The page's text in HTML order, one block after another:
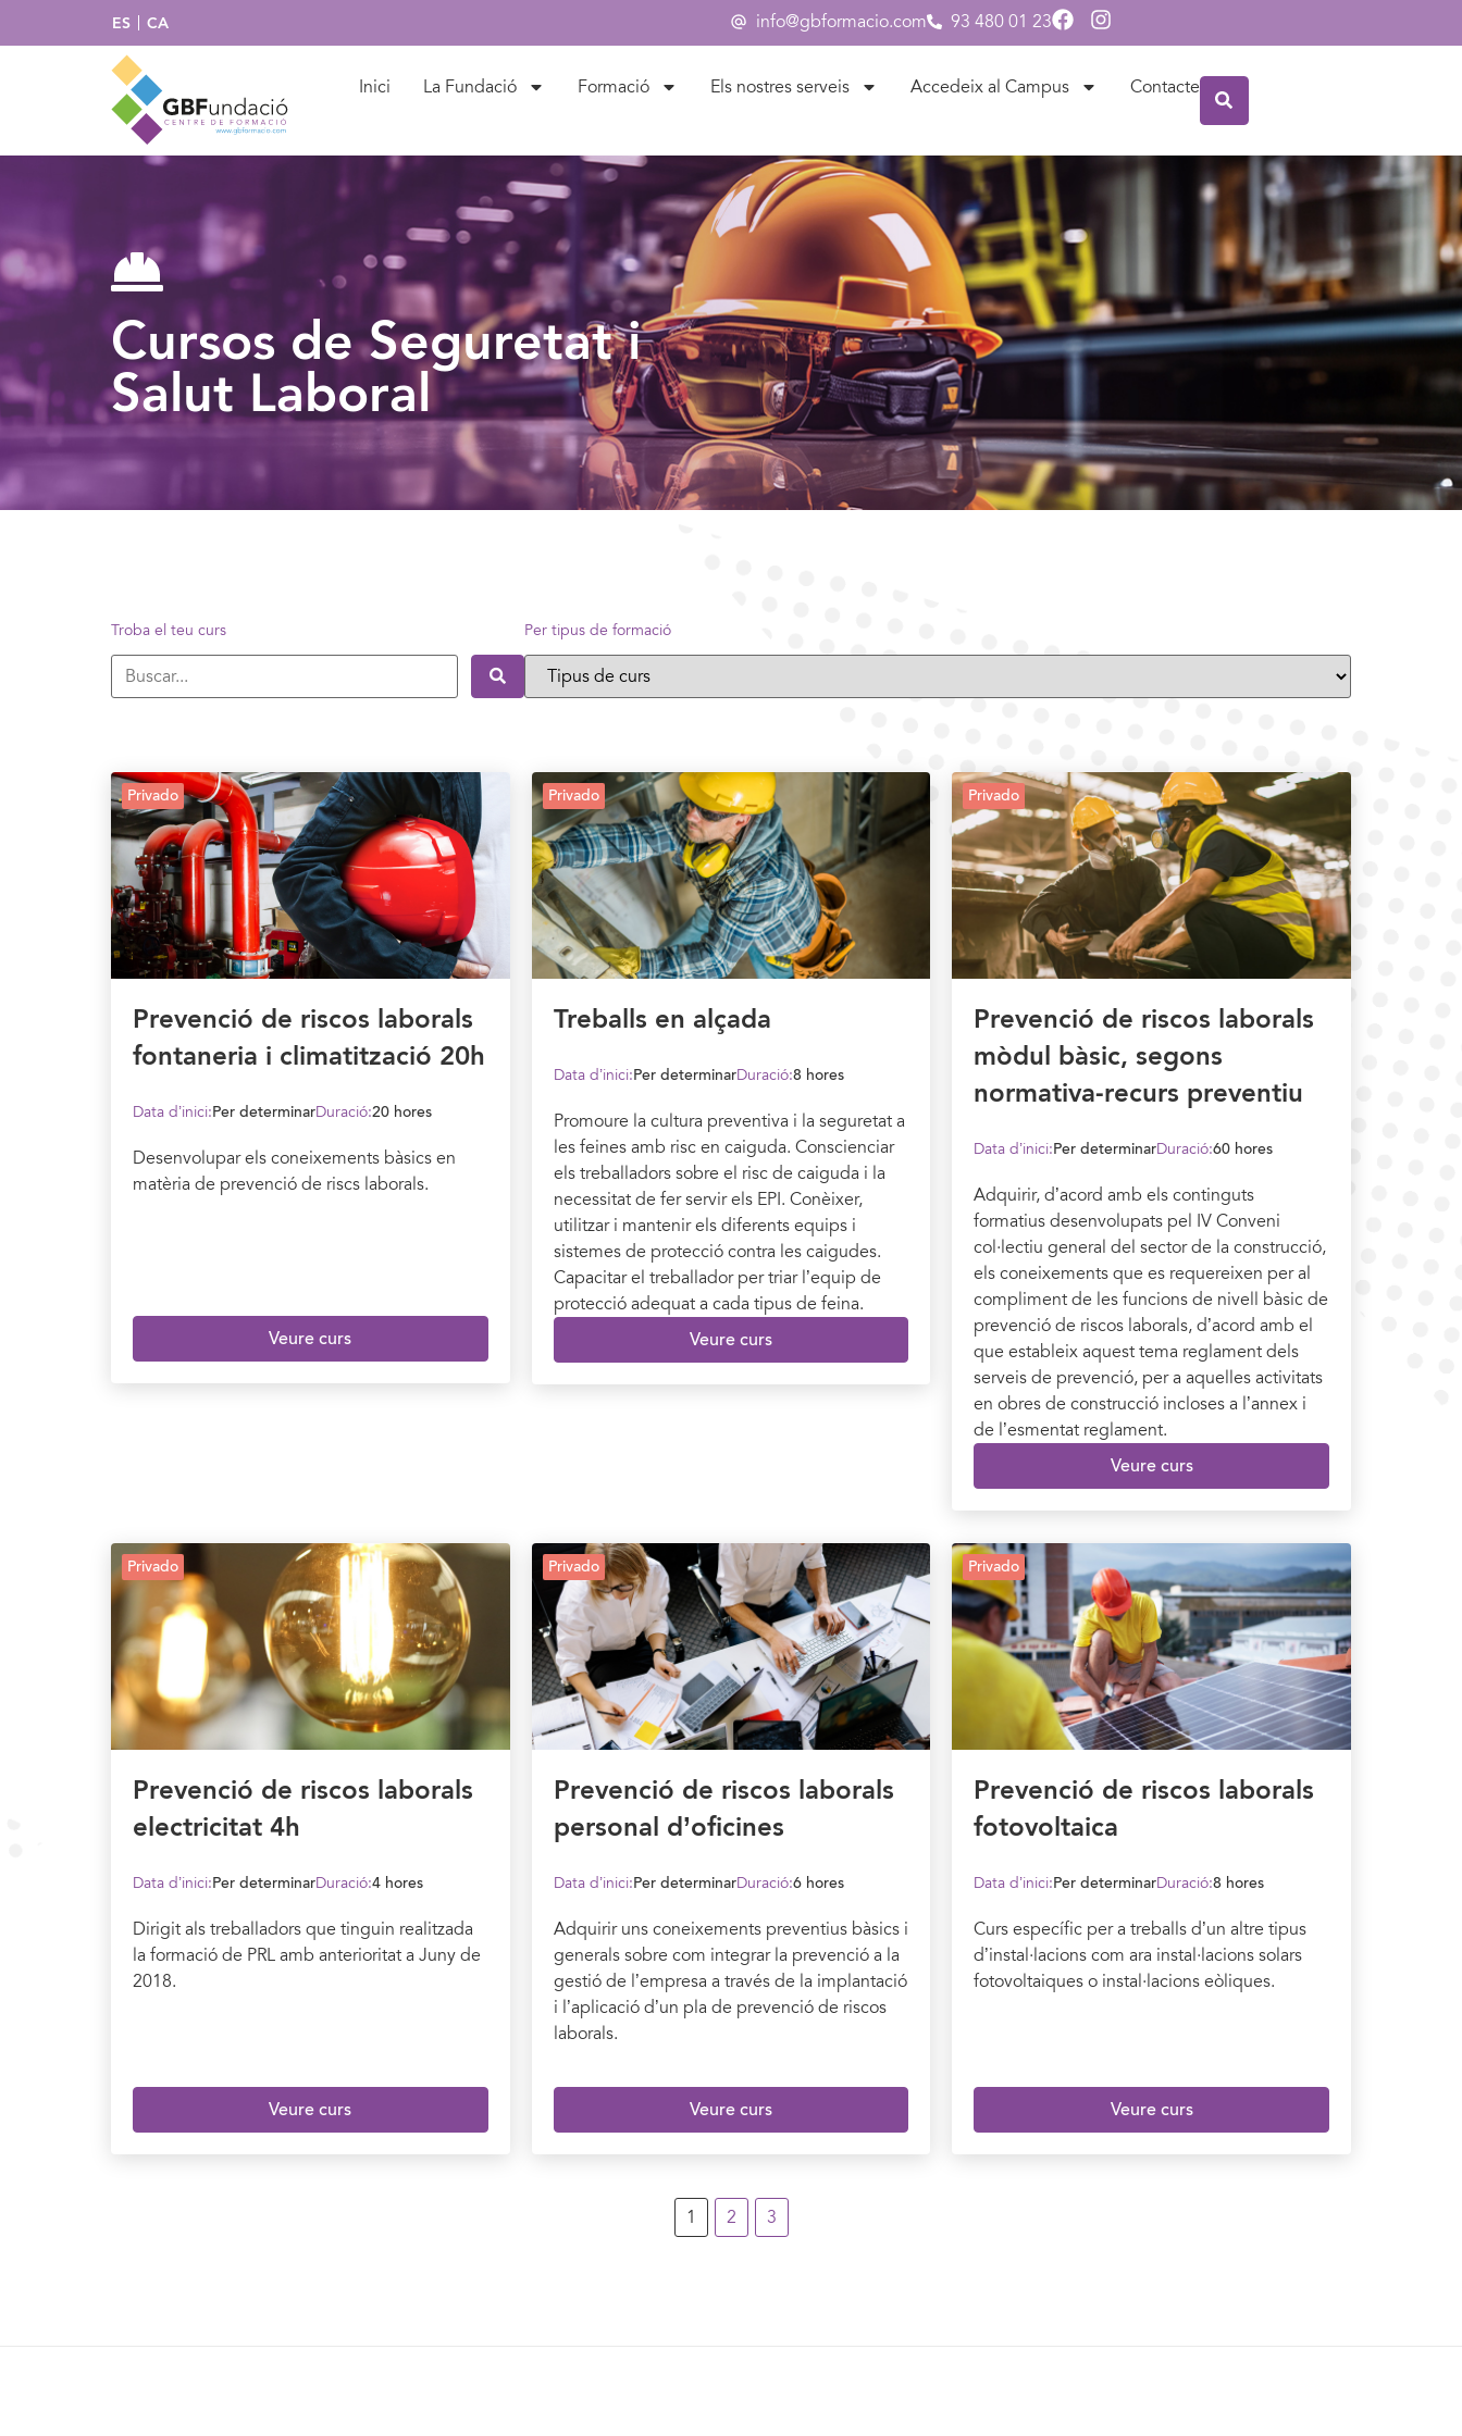
ES CA info@gbformacio.com 93 480 01 23
Inici La Fundació Formació Els nostres serveis Accedeix al Campus Contacte
Cursos de Seguretat i
Salut Laboral
Troba el teu curs Per tipus de formació
Privado
Prevenció de riscos laborals
fontaneria i climatització 20h
Data d’inici:Per determinarDuració:20 hores
Desenvolupar els coneixements bàsics en
matèria de prevenció de riscs laborals.
Veure curs
Privado
Treballs en alçada
Data d’inici:Per determinarDuració:8 hores
Promoure la cultura preventiva i la seguretat a
les feines amb risc en caiguda. Conscienciar
els treballadors sobre el risc de caiguda i la
necessitat de fer servir els EPI. Conèixer,
utilitzar i mantenir els diferents equips i
sistemes de protecció contra les caigudes.
Capacitar el treballador per triar l’equip de
protecció adequat a cada tipus de feina.
Veure curs
Privado
Prevenció de riscos laborals
mòdul bàsic, segons
normativa-recurs preventiu
Data d’inici:Per determinarDuració:60 hores
Adquirir, d’acord amb els continguts
formatius desenvolupats pel IV Conveni
col·lectiu general del sector de la construcció,
els coneixements que es requereixen per al
compliment de les funcions de nivell bàsic de
prevenció de riscos laborals, d’acord amb el
que estableix aquest tema reglament dels
serveis de prevenció, per a aquelles activitats
en obres de construcció incloses a l’annex i
de l’esmentat reglament.
Veure curs
Privado
Prevenció de riscos laborals
electricitat 4h
Data d’inici:Per determinarDuració:4 hores
Dirigit als treballadors que tinguin realitzada
la formació de PRL amb anterioritat a Juny de
2018.
Veure curs
Privado
Prevenció de riscos laborals
personal d’oficines
Data d’inici:Per determinarDuració:6 hores
Adquirir uns coneixements preventius bàsics i
generals sobre com integrar la prevenció a la
gestió de l’empresa a través de la implantació
i l’aplicació d’un pla de prevenció de riscos
laborals.
Veure curs
Privado
Prevenció de riscos laborals
fotovoltaica
Data d’inici:Per determinarDuració:8 hores
Curs específic per a treballs d’un altre tipus
d’instal·lacions com ara instal·lacions solars
fotovoltaiques o instal·lacions eòliques.
Veure curs
1 2 3